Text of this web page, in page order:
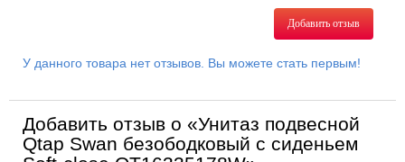
Добавить отзыв
У данного товара нет отзывов. Вы можете стать первым!
Добавить отзыв о «Унитаз подвесной
Qtap Swan безободковый с сиденьем